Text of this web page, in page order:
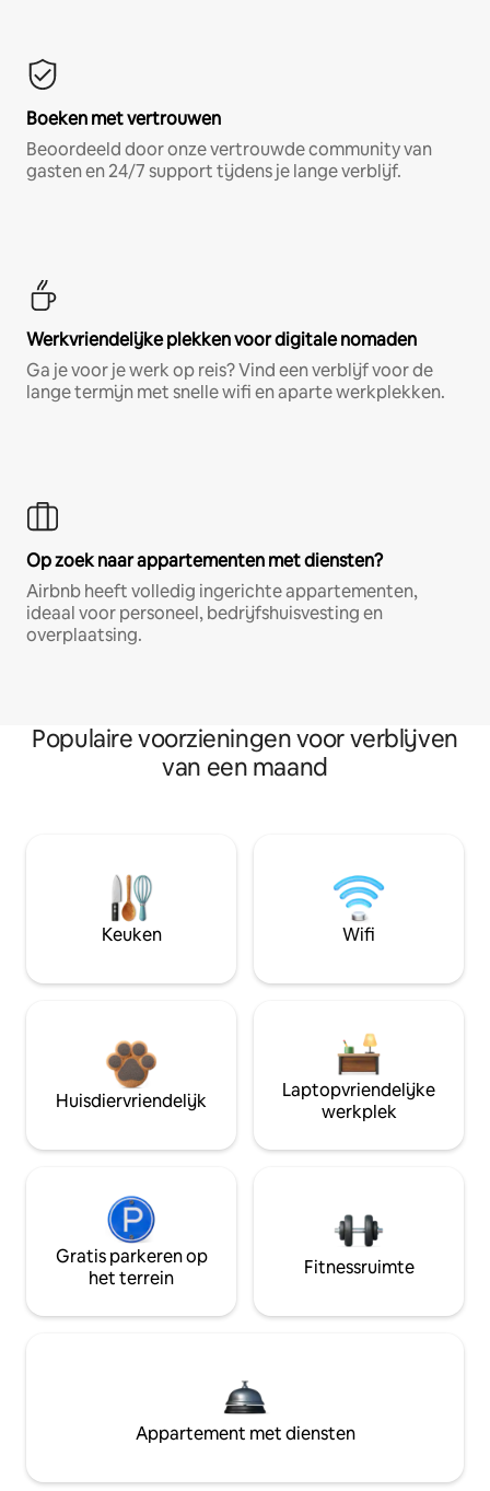
Boeken met vertrouwen
Beoordeeld door onze vertrouwde community van
gasten en 24/7 support tijdens je lange verblijf.
Werkvriendelijke plekken voor digitale nomaden
Ga je voor je werk op reis? Vind een verblijf voor de
lange termijn met snelle wifi en aparte werkplekken.
Op zoek naar appartementen met diensten?
Airbnb heeft volledig ingerichte appartementen,
ideaal voor personeel, bedrijfshuisvesting en
overplaatsing.
Populaire voorzieningen voor verblijven
van een maand
Keuken Wifi
Huisdiervriendelijk
Laptopvriendelijke
werkplek
Gratis parkeren op
het terrein
Fitnessruimte
Appartement met diensten